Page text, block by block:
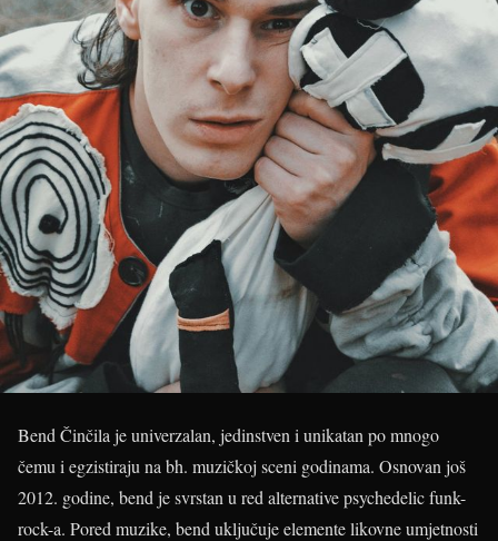
Bend Činčila je univerzalan, jedinstven i unikatan po mnogo
čemu i egzistiraju na bh. muzičkoj sceni godinama. Osnovan još
2012. godine, bend je svrstan u red alternative psychedelic funk-
rock-a. Pored muzike, bend uključuje elemente likovne umjetnosti